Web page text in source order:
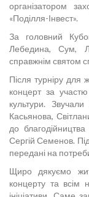
організатором
«Поділля-Інвест».
За головний
Лебедина, Сум,
справжнім святом
Після турніру для
концерт за
культури.
Касьянова,
до
Сергій Семенов.
передані на
Щиро дякуємо
концерту та всім